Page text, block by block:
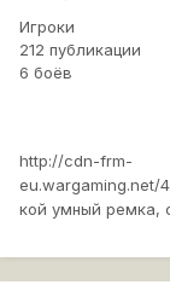
Игроки
212 публикации
6 боёв
http://cdn-frm-
eu.wargaming.net/
кой умный ремка,